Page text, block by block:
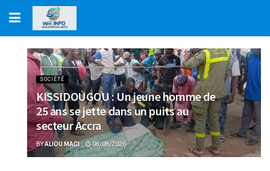
SOCIÉTÉ
KISSIDOUGOU : Un jeune homme de
25 ans se jette dans un puits au
secteur Accra
BYALIOU MACI 08/08/2026